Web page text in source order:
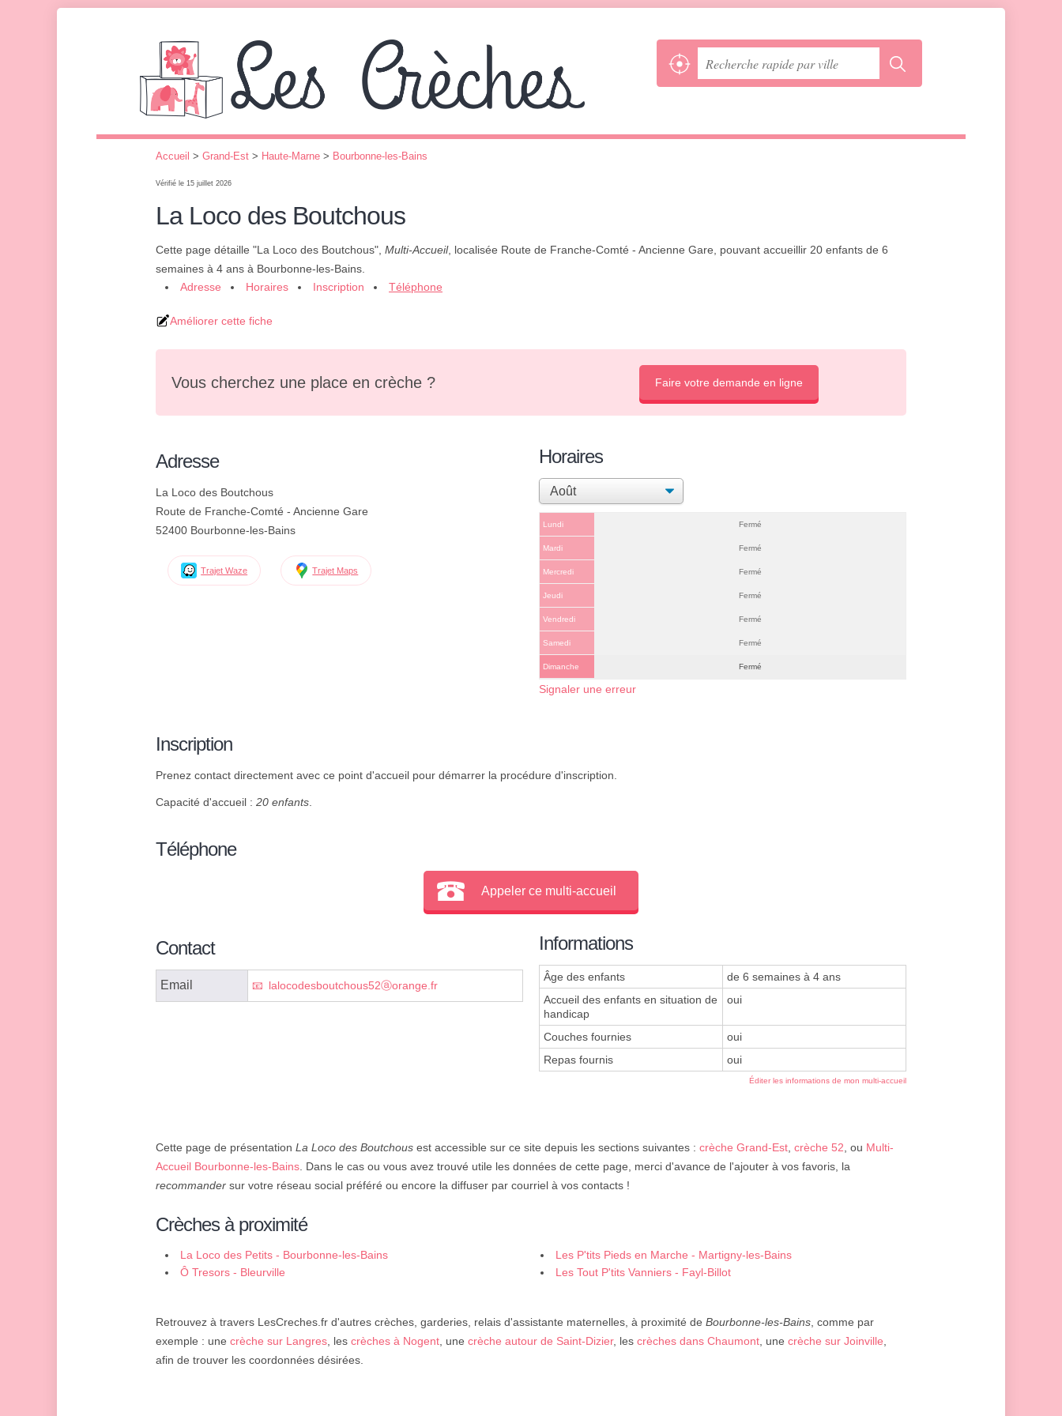
Accueil > Grand-Est > Haute-Marne > Bourbonne-les-Bains
Vérifié le 15 juillet 2026
La Loco des Boutchous
Cette page détaille "La Loco des Boutchous", Multi-Accueil, localisée Route de Franche-Comté - Ancienne Gare, pouvant accueillir 20 enfants de 6
semaines à 4 ans à Bourbonne-les-Bains.
Adresse
Horaires Inscription Téléphone
Améliorer cette fiche
Vous cherchez une place en crèche ? Faire votre demande en ligne
Adresse
La Loco des Boutchous
Route de Franche-Comté - Ancienne Gare
52400 Bourbonne-les-Bains
Trajet Waze Trajet Maps
Horaires
Lundi Fermé
Mardi Fermé
Mercredi Fermé
Jeudi Fermé
Vendredi Fermé
Samedi Fermé
Dimanche Fermé
Signaler une erreur
Inscription
Prenez contact directement avec ce point d'accueil pour démarrer la procédure d'inscription.
Capacité d'accueil : 20 enfants
Téléphone
Appeler ce multi-accueil
Contact
Email lalocodesboutchous52ⓐorange.fr
Informations
Âge des enfants
de 6 semaines à 4 ans
Accueil des enfants en situation de
handicap
oui
Couches fournies
oui
Repas fournis
oui
Éditer les informations de mon multi-accueil
Cette page de présentation La Loco des Boutchous est accessible sur ce site depuis les sections suivantes : crèche Grand-Est crèche 52 , ou Multi-
Accueil Bourbonne-les-Bains . Dans le cas ou vous avez trouvé utile les données de cette page, merci d'avance de l'ajouter à vos favoris, la
recommander sur votre réseau social préféré ou encore la diffuser par courriel à vos contacts !
Crèches à proximité
La Loco des Petits - Bourbonne-les-Bains
Les P'tits Pieds en Marche - Martigny-les-Bains
Ô Tresors - Bleurville
Les Tout P'tits Vanniers - Fayl-Billot
Retrouvez à travers LesCreches.fr d'autres crèches, garderies, relais d'assistante maternelles, à proximité de Bourbonne-les-Bains , comme par
exemple : une crèche sur Langres , les crèches à Nogent , une crèche autour de Saint-Dizier, les crèches dans Chaumont , une crèche sur Joinville
afin de trouver les coordonnées désirées.